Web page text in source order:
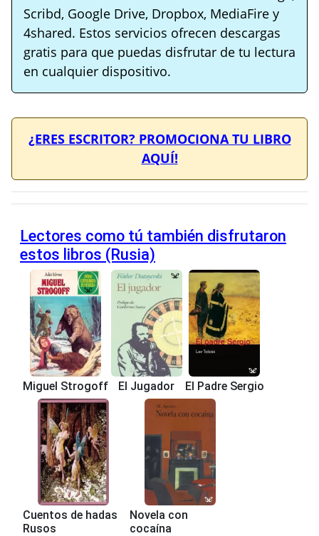
Scribd, Google Drive, Dropbox, MediaFire y
4shared. Estos servicios ofrecen descargas
gratis para que puedas disfrutar de tu lectura
en cualquier dispositivo.
¿ERES ESCRITOR? PROMOCIONA TU LIBRO
AQUÍ!
Lectores como tú también disfrutaron
estos libros (Rusia)
Miguel Strogoff El Jugador El Padre Sergio
Cuentos de hadas
Rusos
Novela con
cocaína